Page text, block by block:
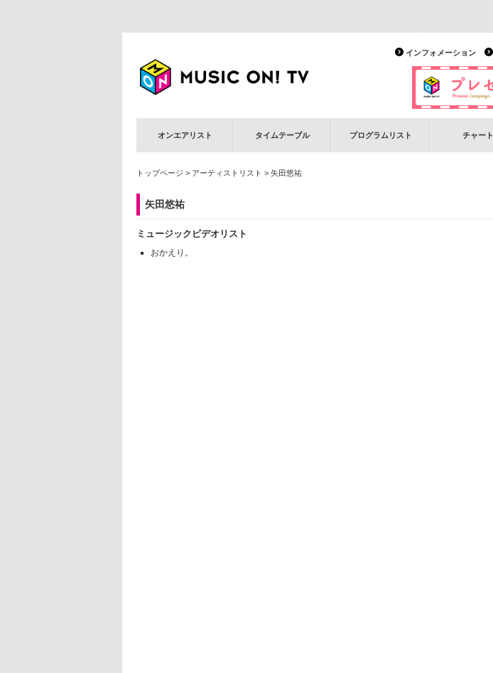
インフォメーション
オンエアリスト タイムテーブル プログラムリスト チャート
トップページ > アーティストリスト > 矢田悠祐
矢田悠祐
ミュージックビデオリスト
おかえり。